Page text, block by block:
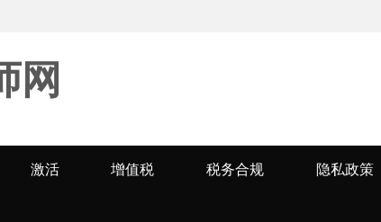
网
激活 增值税 税务合规 隐私政策